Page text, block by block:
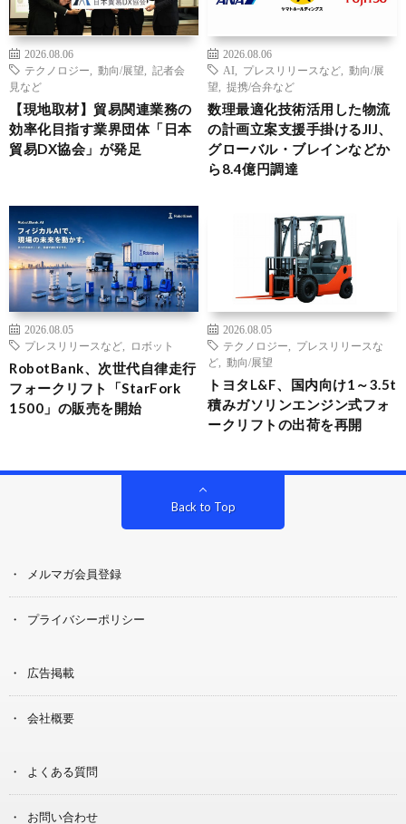
2026.08.06
テクノロジー
動向/展望
記者会
見など
【現地取材】貿易関連業務の
効率化目指す業界団体「日本
貿易DX協会」が発足
2026.08.06
AI
プレスリリースなど
動向/展
望
提携/合弁など
数理最適化技術活用した物流
の計画立案支援手掛けるJIJ、
グローバル・ブレインなどか
ら8.4億円調達
2026.08.05
プレスリリースなど
ロボット
RobotBank、次世代自律走行
フォークリフト「StarFork
1500」の販売を開始
2026.08.05
テクノロジー
プレスリリースな
ど
動向/展望
トヨタL&F、国内向け1～3.5t
積みガソリンエンジン式フォ
ークリフトの出荷を再開
Back to Top
メルマガ会員登録
プライバシーポリシー
広告掲載
会社概要
よくある質問
お問い合わせ